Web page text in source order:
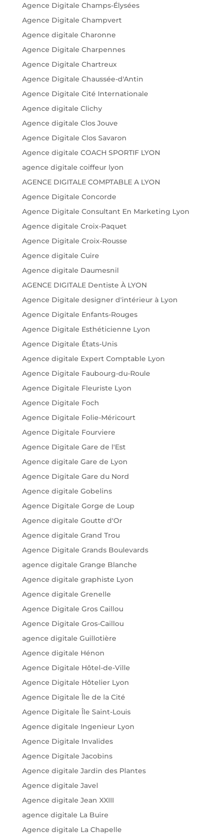
Agence Digitale Champs-Élysées
Agence Digitale Champvert
Agence digitale Charonne
Agence Digitale Charpennes
Agence Digitale Chartreux
Agence Digitale Chaussée-d'Antin
Agence Digitale Cité Internationale
Agence digitale Clichy
Agence digitale Clos Jouve
Agence Digitale Clos Savaron
Agence digitale COACH SPORTIF LYON
agence digitale coiffeur lyon
AGENCE DIGITALE COMPTABLE A LYON
Agence Digitale Concorde
Agence Digitale Consultant En Marketing Lyon
Agence digitale Croix-Paquet
Agence Digitale Croix-Rousse
Agence digitale Cuire
Agence digitale Daumesnil
AGENCE DIGITALE Dentiste À LYON
Agence Digitale designer d'intérieur à Lyon
Agence Digitale Enfants-Rouges
Agence Digitale Esthéticienne Lyon
Agence Digitale États-Unis
Agence digitale Expert Comptable Lyon
Agence Digitale Faubourg-du-Roule
Agence Digitale Fleuriste Lyon
Agence Digitale Foch
Agence Digitale Folie-Méricourt
Agence Digitale Fourviere
Agence Digitale Gare de l'Est
Agence digitale Gare de Lyon
Agence Digitale Gare du Nord
Agence digitale Gobelins
Agence Digitale Gorge de Loup
Agence digitale Goutte d'Or
Agence digitale Grand Trou
Agence Digitale Grands Boulevards
agence digitale Grange Blanche
Agence digitale graphiste Lyon
Agence digitale Grenelle
Agence Digitale Gros Caillou
Agence Digitale Gros-Caillou
agence digitale Guillotière
Agence digitale Hénon
Agence Digitale Hôtel-de-Ville
Agence Digitale Hôtelier Lyon
Agence Digitale Île de la Cité
Agence Digitale Île Saint-Louis
Agence digitale Ingenieur Lyon
Agence Digitale Invalides
Agence Digitale Jacobins
Agence digitale Jardin des Plantes
Agence digitale Javel
Agence digitale Jean XXIII
agence digitale La Buire
Agence digitale La Chapelle